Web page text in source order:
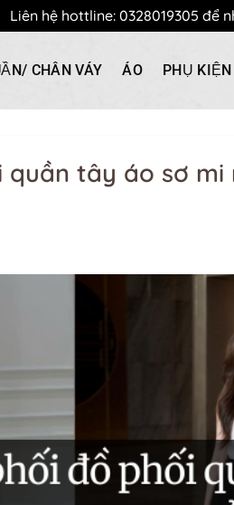
Liên hệ hottline: 0328019305 để
CHÂN VÁY ÁO PHỤ KIỆN
quần tây áo sơ mi